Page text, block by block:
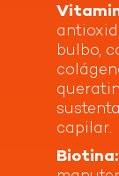
A linha
cabelos
maior
Force
Oral.
Indicação de
Estudos
Modo
Ingerir um
uma
saudável.
adulto. Não
Óxido de
bulbo,
capilar.
Biotina: